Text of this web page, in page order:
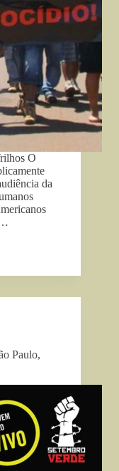
O
da
Paulo,